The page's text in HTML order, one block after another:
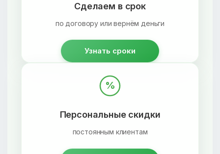
Сделаем в срок
по договору или вернём деньги
Узнать сроки
%
Персональные скидки
постоянным клиентам